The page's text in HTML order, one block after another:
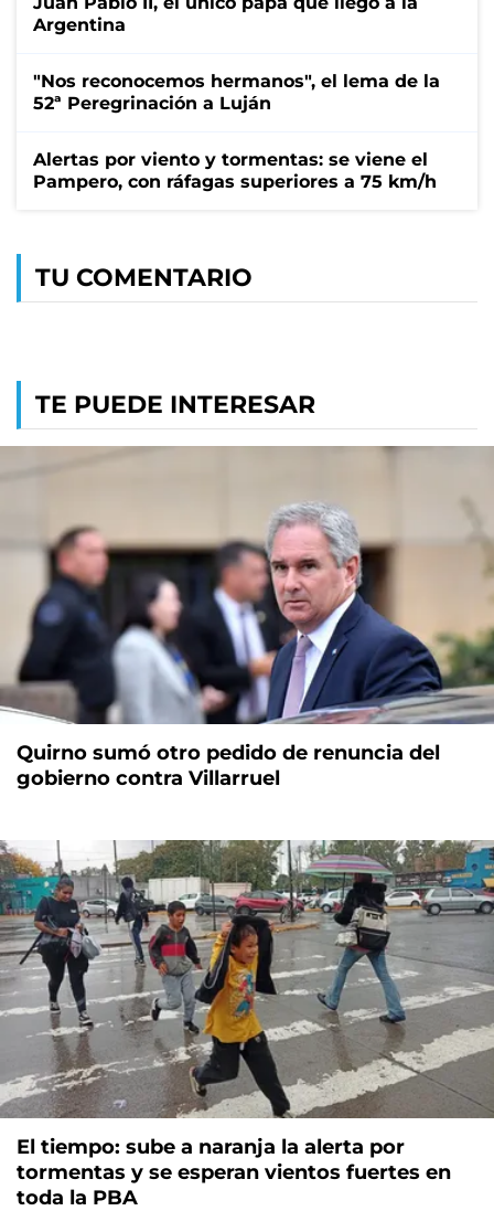
Argentina
"Nos reconocemos hermanos", el lema de la
52ª Peregrinación a Luján
Alertas por viento y tormentas: se viene el
Pampero, con ráfagas superiores a 75 km/h
TU COMENTARIO
TE PUEDE INTERESAR
Quirno sumó otro pedido de renuncia del
gobierno contra Villarruel
El tiempo: sube a naranja la alerta por
tormentas y se esperan vientos fuertes en
toda la PBA